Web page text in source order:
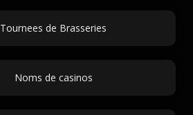
Tournees de Brasseries
Noms de casinos